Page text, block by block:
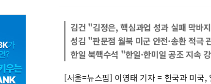
김건 "김정은, 핵심과업 성과 실패 막바
성김 "판문점 월북 미군 안전·송환 적극
한일 북핵수석 "한일·한미일 공조 지속
[서울=뉴스핌] 이영태 기자 = 한국과 미국